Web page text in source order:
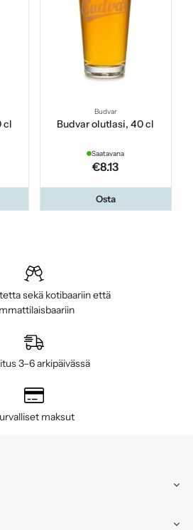
cl
Budvar
Budvar olutlasi, 40 cl
Saatavana
€8.13
Osta
sekä kotibaariin että
3–6 arkipäivässä
maksut